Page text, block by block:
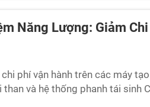
Năng Lượng: Giảm
phí vận hành trên các máy
và hệ thống phanh tái sinh
cơ servo không chổi than...